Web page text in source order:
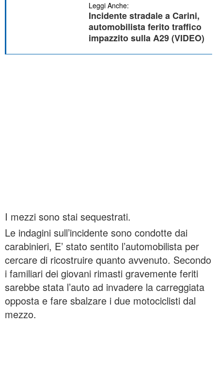
Leggi Anche:
Incidente stradale a Carini,
automobilista ferito traffico
impazzito sulla A29 (VIDEO)
I mezzi sono stai sequestrati.
Le indagini sull’incidente sono condotte dai
carabinieri, E’ stato sentito l’automobilista per
cercare di ricostruire quanto avvenuto. Secondo
i familiari dei giovani rimasti gravemente feriti
sarebbe stata l’auto ad invadere la carreggiata
opposta e fare sbalzare i due motociclisti dal
mezzo.